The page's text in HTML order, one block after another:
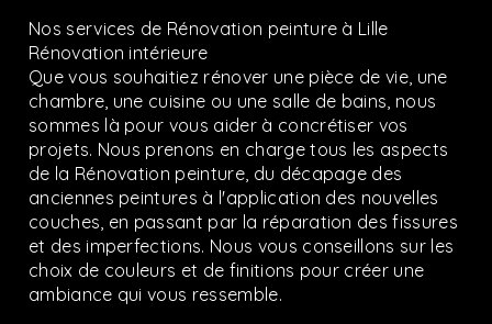
Nos services de Rénovation peinture à Lille
Rénovation intérieure
Que vous souhaitiez rénover une pièce de vie, une
chambre, une cuisine ou une salle de bains, nous
sommes là pour vous aider à concrétiser vos
projets. Nous prenons en charge tous les aspects
de la Rénovation peinture, du décapage des
anciennes peintures à l'application des nouvelles
couches, en passant par la réparation des fissures
et des imperfections. Nous vous conseillons sur les
choix de couleurs et de finitions pour créer une
ambiance qui vous ressemble.